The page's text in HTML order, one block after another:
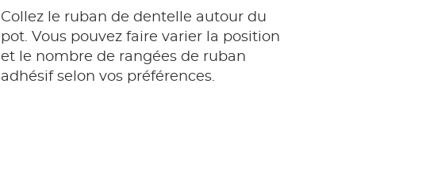
Collez le ruban de dentelle autour du
pot. Vous pouvez faire varier la position
et le nombre de rangées de ruban
adhésif selon vos préférences.